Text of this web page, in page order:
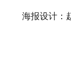
海报设计：